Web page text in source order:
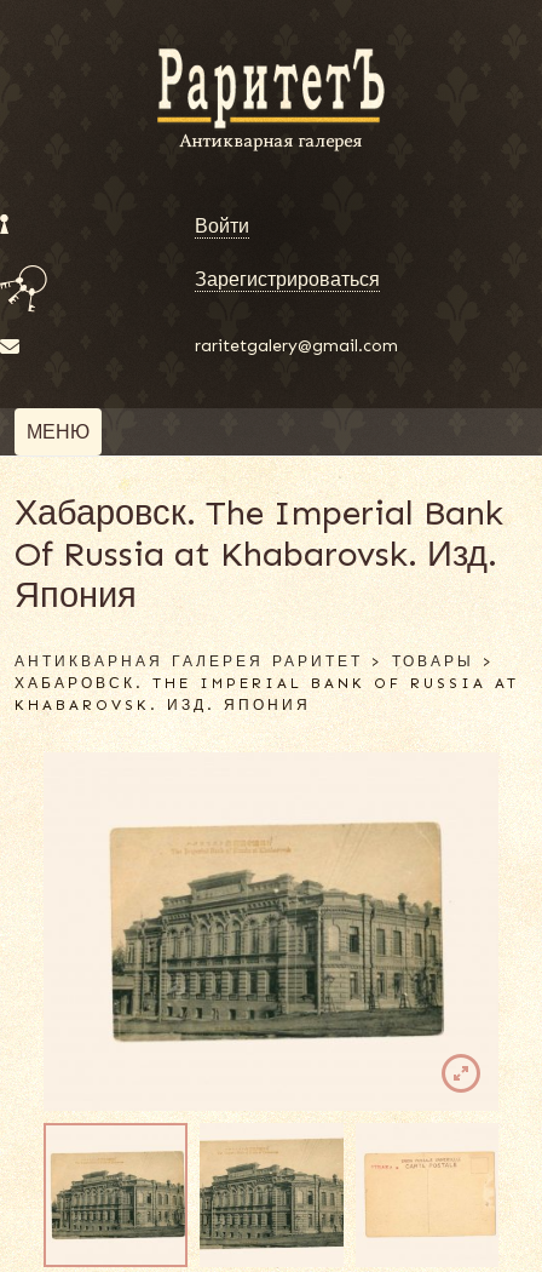
Войти
Зарегистрироваться
raritetgalery@gmail.com
МЕНЮ
Хабаровск. The Imperial Bank
Of Russia at Khabarovsk. Изд.
Япония
АНТИКВАРНАЯ ГАЛЕРЕЯ РАРИТЕТ >ТОВАРЫ >
ХАБАРОВСК. THE IMPERIAL BANK OF RUSSIA AT
KHABAROVSK. ИЗД. ЯПОНИЯ